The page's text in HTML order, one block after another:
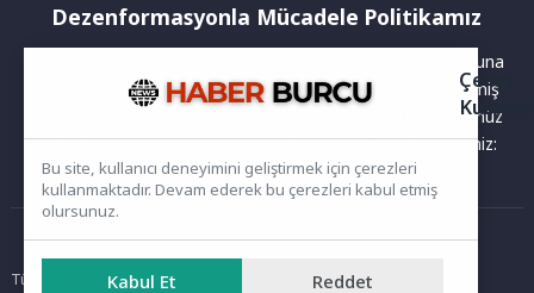
Dezenformasyonla Mücadele Politikamız
Yayınlanan haberler doğruluk ilkesi gözetilerek hazırlanır. Buna
rağmen bazı içeriklerde eksik, hatalı veya güncelliğini yitirmiş
bilgiler bulunabilir.Yanlış veya yanıltıcı olduğunu düşündüğünüz
haberleri aşağıdaki iletişim kanallarından bize bildirebilirsiniz:
Ana Sayfa
Tüm hakları saklıdır. Sitede yer alan içerikler izinsiz kopyalanamaz,
Çerez
Bu site, kullanıcı deneyimini geliştirmek için çerezleri
kullanmaktadır. Devam ederek bu çerezleri kabul etmiş
olursunuz.
Kabul Et Reddet